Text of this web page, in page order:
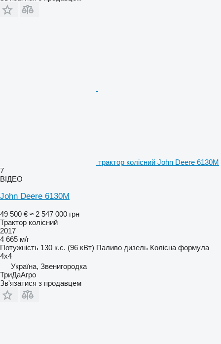
трактор колісний John Deere 6130M
7
ВІДЕО
John Deere 6130M
49 500 € ≈ 2 547 000 грн
Трактор колісний
2017
4 665 м/г
Потужність 130 к.с. (96 кВт) Паливо дизель Колісна формула
4x4
Україна, Звенигородка
ТриДаАгро
Зв'язатися з продавцем